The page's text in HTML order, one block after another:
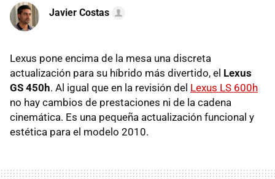
Javier Costas
Lexus pone encima de la mesa una discreta
actualización para su híbrido más divertido, el Lexus
GS 450h. Al igual que en la revisión del Lexus LS 600h
no hay cambios de prestaciones ni de la cadena
cinemática. Es una pequeña actualización funcional y
estética para el modelo 2010.